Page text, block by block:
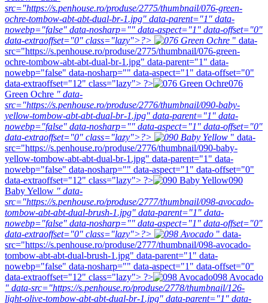
src="https://s.penhouse.ro/produse/2775/thumbnail/076-green-
ochre-tombow-abt-abt-dual-br-1.jpg" data-parent="1" data-
nowebp="false" data-nosharp="" data-aspect="1" data-offset="0"
data-extraoffset="0" class="lazy">?>
" data-
src="https://s.penhouse.ro/produse/2775/thumbnail/076-green-
ochre-tombow-abt-abt-dual-br-1.jpg" data-parent="1" data-
nowebp="false" data-nosharp="" data-aspect="1" data-offset="0"
data-extraoffset="12" class="lazy"> ?>
076
Green Ochre " data-
src="https://s.penhouse.ro/produse/2776/thumbnail/090-baby-
yellow-tombow-abt-abt-dual-br-1.jpg" data-parent="1" data-
nowebp="false" data-nosharp="" data-aspect="1" data-offset="0"
data-extraoffset="0" class="lazy">?>
" data-
src="https://s.penhouse.ro/produse/2776/thumbnail/090-baby-
yellow-tombow-abt-abt-dual-br-1.jpg" data-parent="1" data-
nowebp="false" data-nosharp="" data-aspect="1" data-offset="0"
data-extraoffset="12" class="lazy"> ?>
090
Baby Yellow " data-
src="https://s.penhouse.ro/produse/2777/thumbnail/098-avocado-
tombow-abt-abt-dual-brush-1.jpg" data-parent="1" data-
nowebp="false" data-nosharp="" data-aspect="1" data-offset="0"
data-extraoffset="0" class="lazy">?>
" data-
src="https://s.penhouse.ro/produse/2777/thumbnail/098-avocado-
tombow-abt-abt-dual-brush-1.jpg" data-parent="1" data-
nowebp="false" data-nosharp="" data-aspect="1" data-offset="0"
data-extraoffset="12" class="lazy"> ?>
098 Avocado
" data-src="https://s.penhouse.ro/produse/2778/thumbnail/126-
light-olive-tombow-abt-abt-dual-br-1.jpg" data-parent="1" data-